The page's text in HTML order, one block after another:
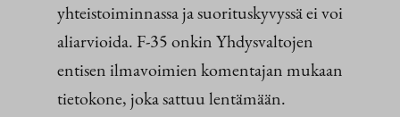
yhteistoiminnassa ja suorituskyvyssä ei voi
aliarvioida. F-35 onkin Yhdysvaltojen
entisen ilmavoimien komentajan mukaan
tietokone, joka sattuu lentämään.